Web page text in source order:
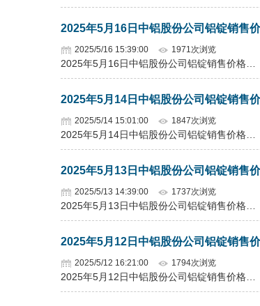
2025年5月16日中铝股份公司铝锭销售
2025/5/16 15:39:00 1971次浏览
2025年5月16日中铝股份公司铝锭销售价格…
2025年5月14日中铝股份公司铝锭销售
2025/5/14 15:01:00 1847次浏览
2025年5月14日中铝股份公司铝锭销售价格…
2025年5月13日中铝股份公司铝锭销售
2025/5/13 14:39:00 1737次浏览
2025年5月13日中铝股份公司铝锭销售价格…
2025年5月12日中铝股份公司铝锭销售
2025/5/12 16:21:00 1794次浏览
2025年5月12日中铝股份公司铝锭销售价格…